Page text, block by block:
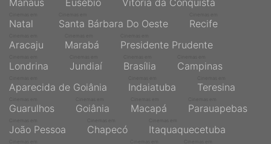
Manaus Eusébio Vitória da Conquista
Natal Santa Bárbara Do Oeste Recife
Aracaju Marabá Presidente Prudente
Londrina Jundiaí Brasília Campinas
Aparecida de Goiânia Indaiatuba Teresina
Guarulhos Goiânia Macapá Parauapebas
João Pessoa Chapecó Itaquaquecetuba